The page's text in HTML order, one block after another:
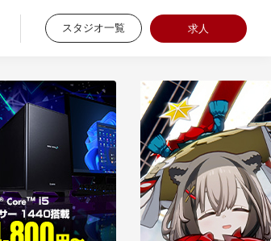
スタジオ一覧 求人